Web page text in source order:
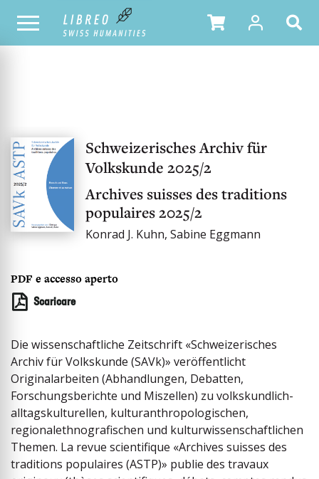
OUR CATALOGUE
Schweizerisches Archiv für
Volkskunde 2025/2
Archives suisses des traditions
populaires 2025/2
Konrad J. Kuhn, Sabine Eggmann
PDF e accesso aperto
Scaricare
Die wissenschaftliche Zeitschrift «Schweizerisches
Archiv für Volkskunde (SAVk)» veröffentlicht
Originalarbeiten (Abhandlungen, Debatten,
Forschungsberichte und Miszellen) zu volkskundlich-
alltagskulturellen, kulturanthropologischen,
regionalethnografischen und kulturwissenschaftlichen
Themen. La revue scientifique «Archives suisses des
traditions populaires (ASTP)» publie des travaux